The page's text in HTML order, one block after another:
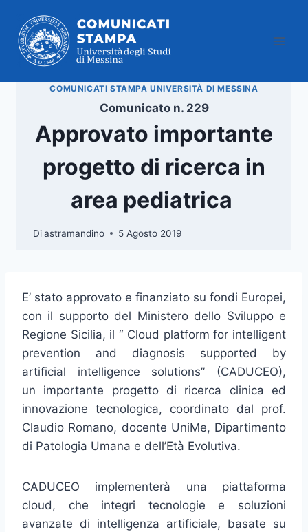
contenuto
COMUNICATI STAMPA UNIVERSITÀ DI MESSINA
Comunicato n. 229
Approvato importante
progetto di ricerca in
area pediatrica
Diastramandino 5 Agosto 2019
E’ stato approvato e finanziato su fondi Europei,
con il supporto del Ministero dello Sviluppo e
Regione Sicilia, il “ Cloud platform for intelligent
prevention and diagnosis supported by
artificial intelligence solutions” (CADUCEO),
un importante progetto di ricerca clinica ed
innovazione tecnologica, coordinato dal prof.
Claudio Romano, docente UniMe, Dipartimento
di Patologia Umana e dell’Età Evolutiva.
CADUCEO implementerà una piattaforma
cloud, che integri tecnologie e soluzioni
avanzate di intelligenza artificiale, basate su